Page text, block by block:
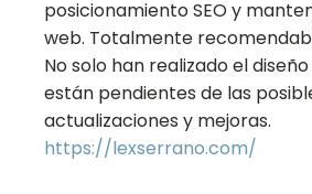
posicionamiento SEO y
web. Totalmente
No solo han realizado el
están pendientes de las
actualizaciones y mejoras.
https://lexserrano.com/